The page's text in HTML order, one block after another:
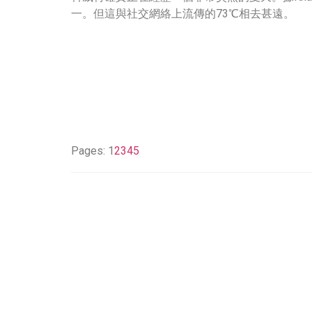
一。但這與社交網絡上流傳的73℃相去甚遠。
Pages: 1 2345